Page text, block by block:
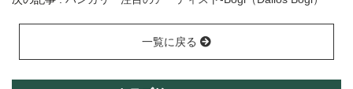
一覧に戻る